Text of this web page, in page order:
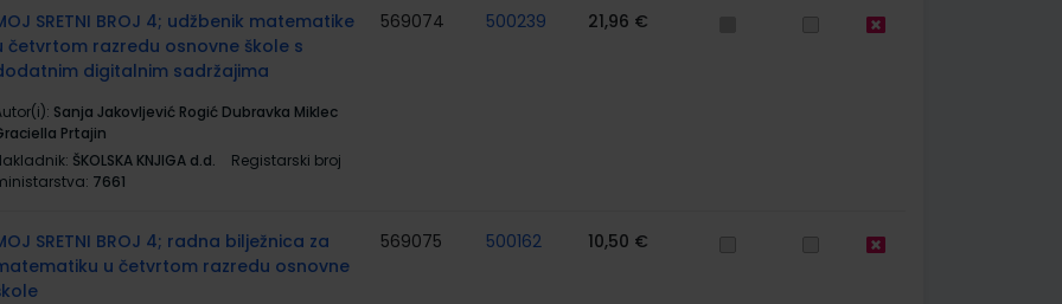
SRETNI BROJ 4; udžbenik matematike
četvrtom razredu osnovne škole s
digitalnim sadržajima
Sanja Jakovljević Rogić Dubravka Miklec
Prtajin
ŠKOLSKA KNJIGA d.d.
Registarski broj
7661
569074 500239 21,96 €
SRETNI BROJ 4; radna bilježnica za
u četvrtom razredu osnovne
569075 500162 10,50 €